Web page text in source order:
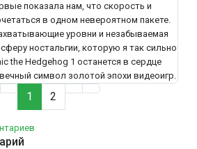
показала нам, что скорость и
в одном невероятном пакете.
уровни и незабываемая
ностальгии, которую я так сильно
the Hedgehog 1 останется в сердце
символ золотой эпохи видеоигр.
1 2